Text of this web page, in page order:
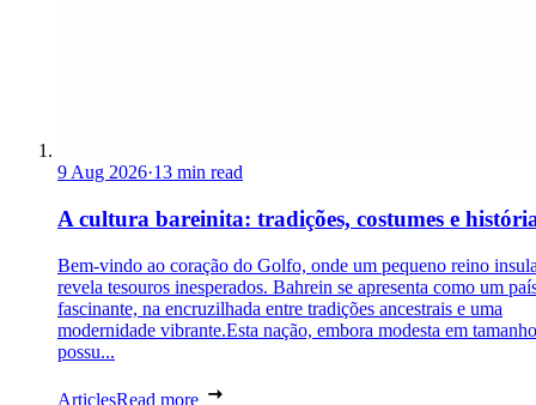
9 Aug 2026·13 min read
A cultura bareinita: tradições, costumes e
Bem-vindo ao coração do Golfo, onde um pequeno reino
revela tesouros inesperados. Bahrein se apresenta como um
fascinante, na encruzilhada entre tradições ancestrais e uma
modernidade vibrante.Esta nação, embora modesta em
possu...
ArticlesRead more